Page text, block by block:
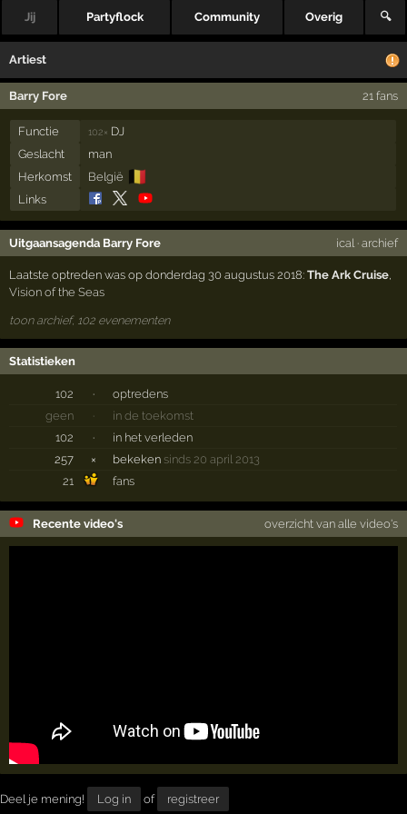
Jij Partyflock Community Overig 🔍
Artiest
Barry Fore 21 fans
Functie 102× DJ
Geslacht
man
Herkomst
België 🇧🇪
Links
Uitgaansagenda Barry Fore ical· archief
Laatste optreden was op donderdag 30 augustus 2018:The Ark Cruise
Vision of the Seas
toon archief, 102 evenementen
Statistieken
102 ·
optredens
geen
·
in de toekomst
102
·
in het verleden
257
× bekeken sinds 20 april 2013
21
fans
Recente video's overzicht van alle video's
Deel je mening! Log in of registreer